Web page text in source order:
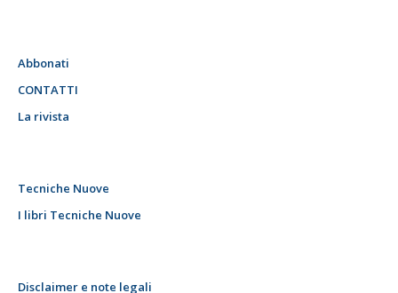
Abbonati
CONTATTI
La rivista
Tecniche Nuove
I libri Tecniche Nuove
Disclaimer e note legali